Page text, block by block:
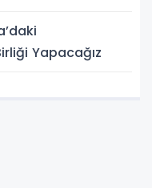
Yapacağız